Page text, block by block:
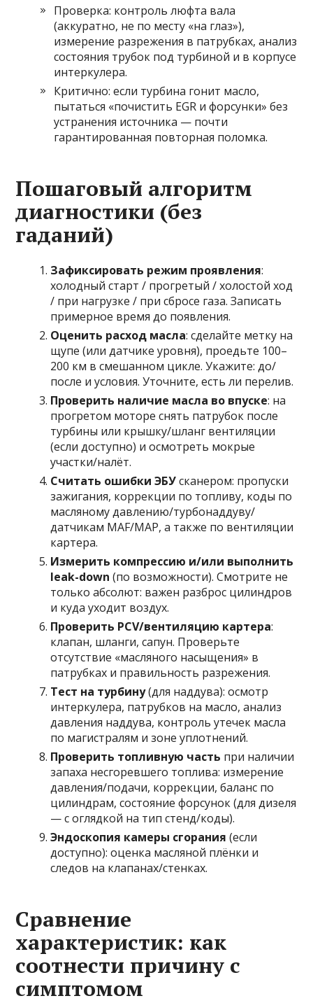
Проверка: контроль люфта вала
(аккуратно, не по месту «на глаз»),
измерение разрежения в патрубках, анализ
состояния трубок под турбиной и в корпусе
интеркулера.
Критично: если турбина гонит масло,
пытаться «почистить EGR и форсунки» без
устранения источника — почти
гарантированная повторная поломка.
Пошаговый алгоритм
диагностики (без
гаданий)
Зафиксировать режим проявления:
холодный старт / прогретый / холостой ход
/ при нагрузке / при сбросе газа. Записать
примерное время до появления.
Оценить расход масла: сделайте метку на
щупе (или датчике уровня), проедьте 100–
200 км в смешанном цикле. Укажите: до/
после и условия. Уточните, есть ли перелив.
Проверить наличие масла во впуске: на
прогретом моторе снять патрубок после
турбины или крышку/шланг вентиляции
(если доступно) и осмотреть мокрые
участки/налёт.
Считать ошибки ЭБУсканером: пропуски
зажигания, коррекции по топливу, коды по
масляному давлению/турбонаддуву/
датчикам MAF/MAP, а также по вентиляции
картера.
Измерить компрессию и/или выполнить
leak-down (по возможности). Смотрите не
только абсолют: важен разброс цилиндров
и куда уходит воздух.
Проверить PCV/вентиляцию картера:
клапан, шланги, сапун. Проверьте
отсутствие «масляного насыщения» в
патрубках и правильность разрежения.
Тест на турбину(для наддува): осмотр
интеркулера, патрубков на масло, анализ
давления наддува, контроль утечек масла
по магистралям и зоне уплотнений.
Проверить топливную часть при наличии
запаха несгоревшего топлива: измерение
давления/подачи, коррекции, баланс по
цилиндрам, состояние форсунок (для дизеля
— с оглядкой на тип стенд/коды).
Эндоскопия камеры сгорания (если
доступно): оценка масляной плёнки и
следов на клапанах/стенках.
Сравнение
характеристик: как
соотнести причину с
симптомом